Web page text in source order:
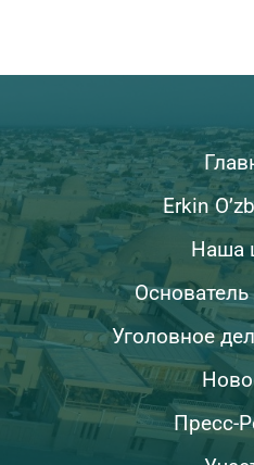
Erkin
Наша
Уголовное
Пресс-